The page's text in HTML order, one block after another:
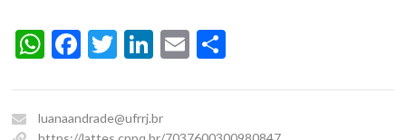
WhatsApp
Facebook
Twitter
LinkedIn
Email
luanaandrade@ufrrj.br